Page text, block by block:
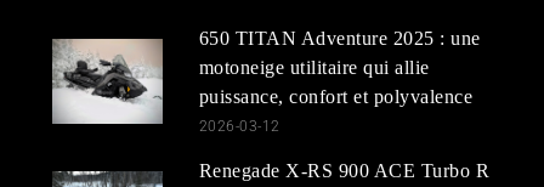
650 TITAN Adventure 2025 : une
motoneige utilitaire qui allie
puissance, confort et polyvalence
2026-03-12
Renegade X-RS 900 ACE Turbo R